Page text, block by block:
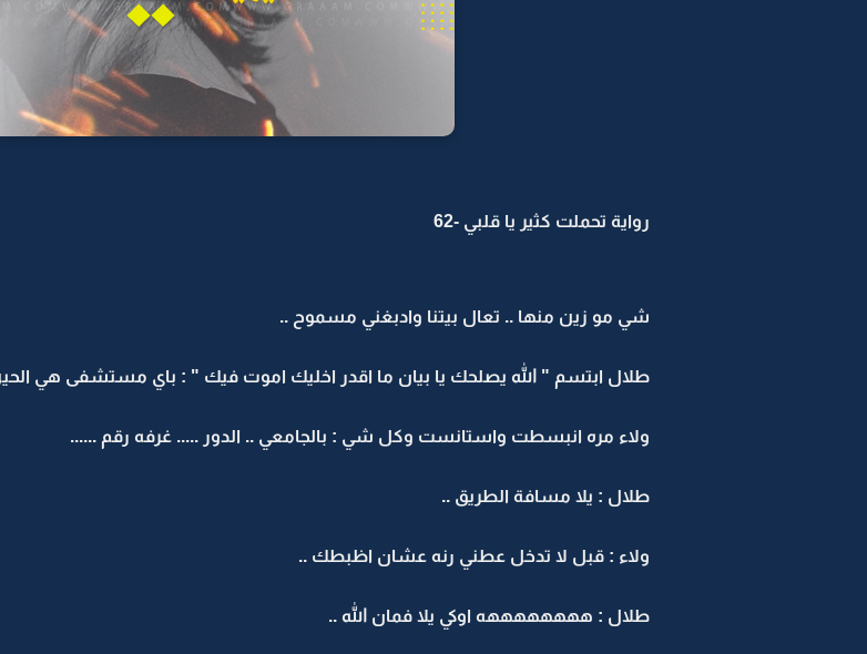
رواية تحملت كثير يا قلبي -62
شي مو زين منها .. تعال بيتنا وادبغني مسموح ..
طلال ابتسم " الله يصلحك يا بيان ما اقدر اخليك اموت فيك " : باي مستشفى هي
ولاء مره انبسطت واستانست وكل شي : بالجامعي .. الدور ..... غرفه رقم ......
طلال : يلا مسافة الطريق ..
ولاء : قبل لا تدخل عطني رنه عشان اظبطك ..
طلال : ههههههههه اوكي يلا فمان الله ..